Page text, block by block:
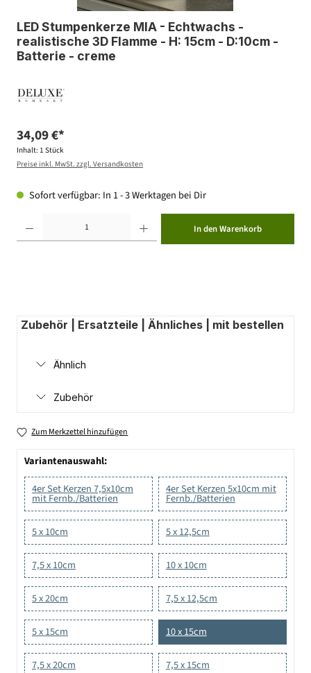
LED Stumpenkerze MIA - Echtwachs -
realistische 3D Flamme - H: 15cm - D:10cm -
Batterie - creme
34,09 €*
Inhalt: 1 Stück
Preise inkl. MwSt. zzgl. Versandkosten
Sofort verfügbar: In 1 - 3 Werktagen bei Dir
In den Warenkorb
Zubehör | Ersatzteile | Ähnliches | mit bestellen
Ähnlich
Zubehör
Zum Merkzettel hinzufügen
Variantenauswahl:
4er Set Kerzen 7,5x10cm
mit Fernb./Batterien
4er Set Kerzen 5x10cm mit
Fernb./Batterien
5 x 10cm 5 x 12,5cm
7,5 x 10cm 10 x 10cm
5 x 20cm 7,5 x 12,5cm
5 x 15cm 10 x 15cm
7,5 x 20cm 7,5 x 15cm